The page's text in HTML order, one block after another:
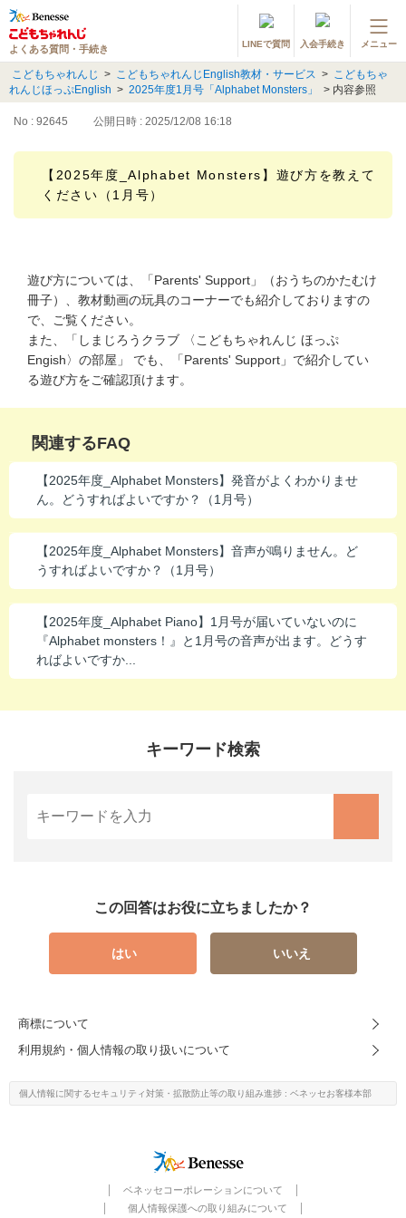
よくある質問・手続き LINEで質問 入会手続き メニュー
登録情報の変更・各種お手続き
会員ページへログイン
お客様サポート(手続き・照会)
よくある質問・お問い合わせ
他の講座のよくある質問・手続きはこちら
進研ゼミ 小学講座
進研ゼミ 中学講座
こどもちゃれんじ > こどもちゃれんじEnglish教材・サービス > こどもちゃ
れんじほっぷEnglish > 2025年度1月号「Alphabet Monsters」 > 内容参照
No : 92645 公開日時 : 2025/12/08 16:18
【2025年度_Alphabet Monsters】遊び方を教えて
ください（1月号）
遊び方については、「Parents' Support」（おうちのかたむけ
冊子）、教材動画の玩具のコーナーでも紹介しておりますの
で、ご覧ください。
また、「しまじろうクラブ 〈こどもちゃれんじ ほっぷ
Engish〉の部屋」 でも、「Parents' Support」で紹介してい
る遊び方をご確認頂けます。
関連するFAQ
【2025年度_Alphabet Monsters】発音がよくわかりませ
ん。どうすればよいですか？（1月号）
【2025年度_Alphabet Monsters】音声が鳴りません。ど
うすればよいですか？（1月号）
【2025年度_Alphabet Piano】1月号が届いていないのに
『Alphabet monsters！』と1月号の音声が出ます。どうす
ればよいですか...
キーワード検索
この回答はお役に立ちましたか？
はい いいえ
商標について
利用規約・個人情報の取り扱いについて
個人情報に関するセキュリティ対策・ 拡散防止等の取り組み進捗 : ベネッセお客様本部
ベネッセコーポレーションについて
個人情報保護への取り組みについて